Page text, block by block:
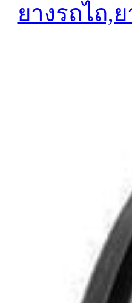
ยางรถไถ,ย